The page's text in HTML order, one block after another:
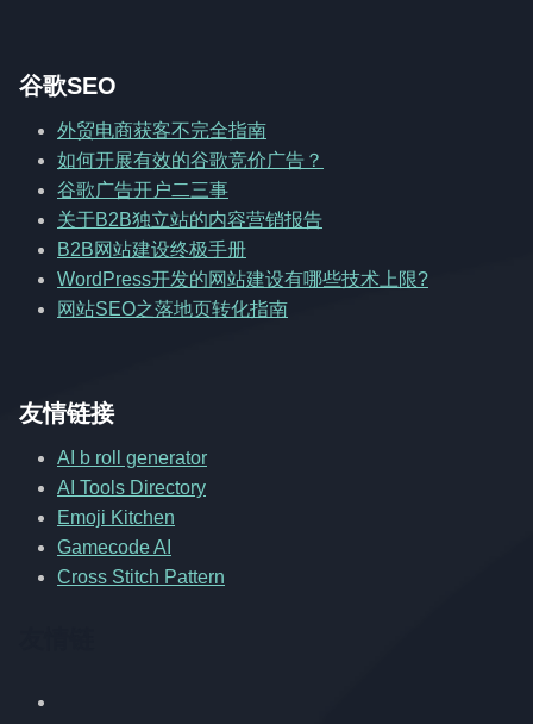
谷歌SEO
外贸电商获客不完全指南
如何开展有效的谷歌竞价广告？
谷歌广告开户二三事
关于B2B独立站的内容营销报告
B2B网站建设终极手册
WordPress开发的网站建设有哪些技术上限?
网站SEO之落地页转化指南
友情链接
AI b roll generator
AI Tools Directory
Emoji Kitchen
Gamecode AI
Cross Stitch Pattern